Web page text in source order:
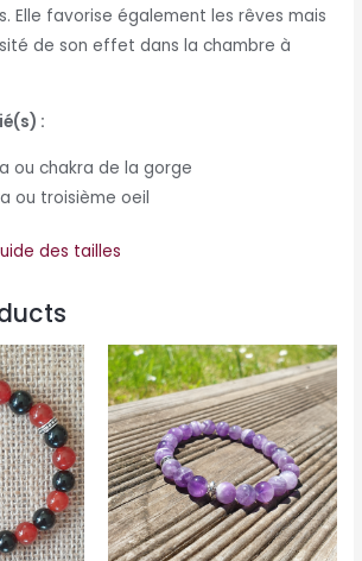
Elle favorise également les rêves mais
de son effet dans la chambre à
:
ou chakra de la gorge
ou troisième oeil
des tailles